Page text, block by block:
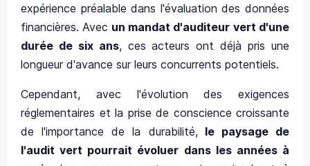
expérience préalable dans l'évaluation des données
financières. Avec un mandat d'auditeur vert d'une
durée de six ans, ces acteurs ont déjà pris une
longueur d'avance sur leurs concurrents potentiels.
Cependant, avec l'évolution des exigences
réglementaires et la prise de conscience croissante
de l'importance de la durabilité,le paysage de
l'audit vert pourrait évoluer dans les années à